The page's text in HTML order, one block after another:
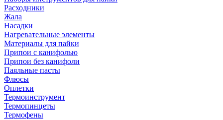
Расходники
Жала
Насадки
Нагревательные элементы
Материалы для пайки
Припои с канифолью
Припои без канифоли
Паяльные пасты
Флюсы
Оплетки
Термоинструмент
Термопинцеты
Термофены